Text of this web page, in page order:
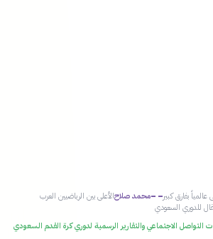
كبير محمد صلاحالأعلى بين الرياضيين العرب
السعودي
والتقارير الرسمية لدوري كرة القدم السعودي